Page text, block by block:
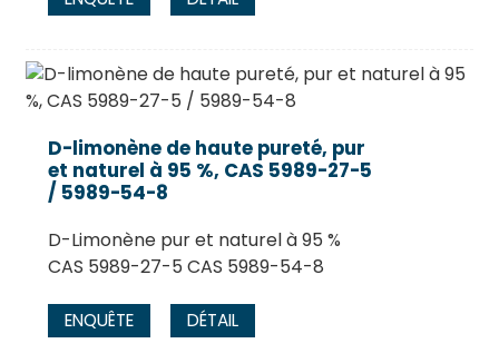
D-limonène de haute pureté, pur
et naturel à 95 %, CAS 5989-27-5
/ 5989-54-8
D-Limonène pur et naturel à 95 %
CAS 5989-27-5 CAS 5989-54-8
ENQUÊTE DÉTAIL